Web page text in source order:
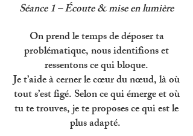
Séance 1 – Écoute & mise en lumière
On prend le temps de déposer ta
problématique, nous identifions et
ressentons ce qui bloque.
Je t’aide à cerner le cœur du nœud, là où
tout s’est figé. Selon ce qui émerge et où
tu te trouves, je te proposes ce qui est le
plus adapté.